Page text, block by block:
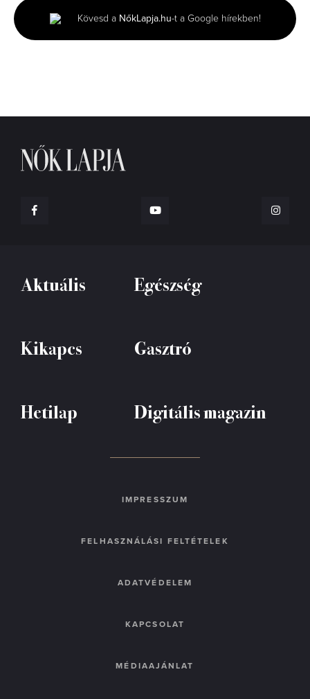
minutes,
35
seconds
Kövesd a NőkLapja.hu-t a Google hírekben!
Aktuális Egészség
Kikapcs Gasztró
Hetilap Digitális magazin
IMPRESSZUM
FELHASZNÁLÁSI FELTÉTELEK
ADATVÉDELEM
KAPCSOLAT
MÉDIAAJÁNLAT